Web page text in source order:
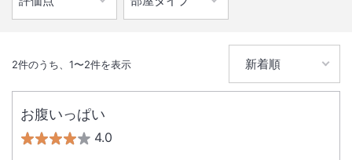
チェックイン
15:00/ OUT チェック
10:00
駐車場あり
2件のうち、 1〜2件を表示
お腹いっぱい
4.0